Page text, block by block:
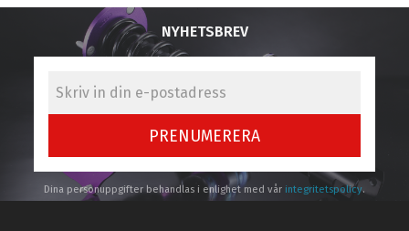
NYHETSBREV
PRENUMERERA
Dina personuppgifter behandlas i enlighet med vår integritetspolicy.